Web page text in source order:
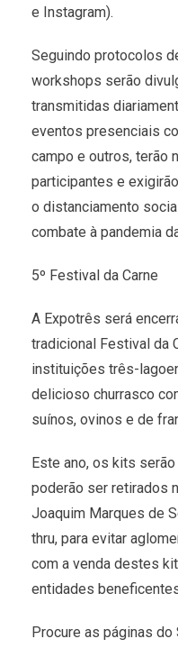
e Instagram).
Seguindo protocolos
workshops serão
transmitidas
eventos presenciais
campo e outros, terão
participantes e
o distanciamento
combate à pandemia
5º Festival da Carne
A Expotrês será
tradicional Festival da
instituições três-
delicioso churrasco
suínos, ovinos e de
Este ano, os kits
poderão ser retirados
Joaquim Marques de
thru, para evitar
com a venda destes
entidades
Procure as páginas